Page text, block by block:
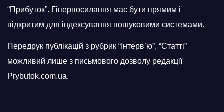
“Прибуток”. Гіперпосилання має бути прямим і
відкритим для індексування пошуковими системами.
Передрук публікацій з рубрик “Інтерв’ю”, “Статті”
можливий лише з письмового дозволу редакції
Prybutok.com.ua.